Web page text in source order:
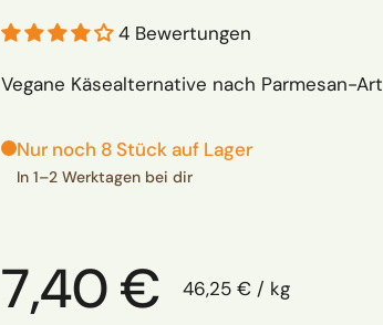
4 Bewertungen
Vegane Käsealternative nach Parmesan-Art
Nur noch 8 Stück auf Lager
In 1–2 Werktagen bei dir
Regulärer Preis
7,40 € Stückpreis
46,25 € / kg